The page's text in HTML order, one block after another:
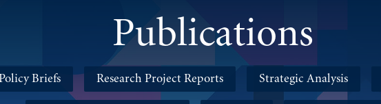
Publications
Briefs Research Project Reports Strategic Analysis